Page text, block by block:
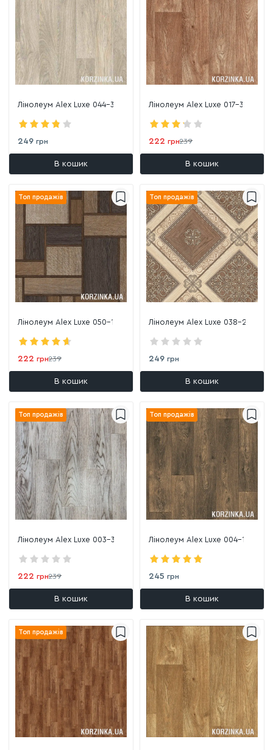
Лінолеум Alex Luxe 044-3
249 грн
В кошик
Лінолеум Alex Luxe 017-3
222 грн239
В кошик
Топ продажів
Лінолеум Alex Luxe 050-1
222 грн239
В кошик
Топ продажів
Лінолеум Alex Luxe 038-2
249 грн
В кошик
Топ продажів
Лінолеум Alex Luxe 003-3
222 грн239
В кошик
Топ продажів
Лінолеум Alex Luxe 004-1
245 грн
В кошик
Топ продажів